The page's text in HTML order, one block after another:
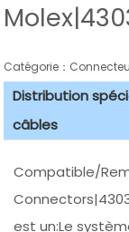
Catégorie：
Distribution
câbles
Compatible/
est un:Le